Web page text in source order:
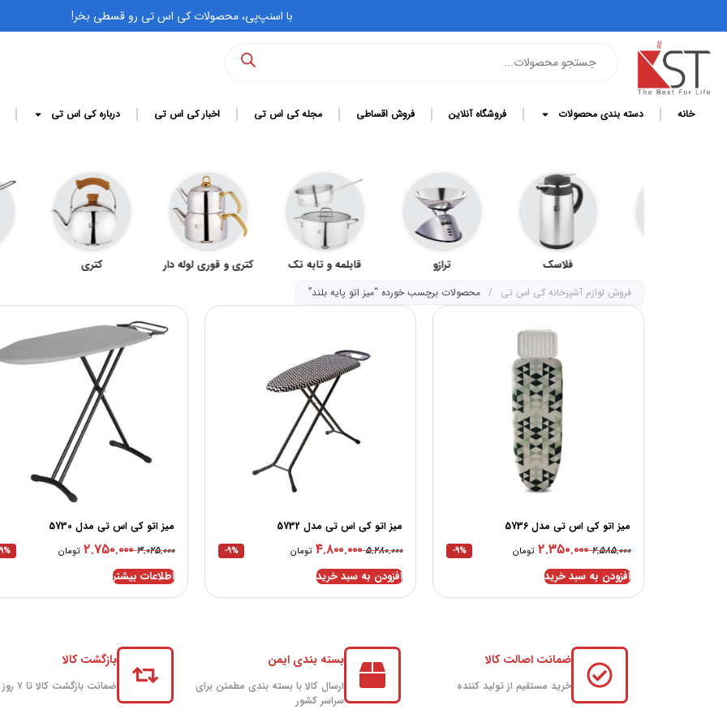
با اسنپ‌پی، محصولات کی اس تی رو قسطی بخر!
خانه دسته بندی محصولات فروشگاه آنلاین فروش اقساطی مجله کی اس تی اخبار کی اس تی درباره کی اس تی
قابلمه و تابه تک کتری و قوری لوله دار
فروش لوازم آشپزخانه کی اس تی / محصولات برچسب خورده “میز اتو پایه بلند”
میز اتو کی اس تی مدل 5736
۲.۵۸۵.۰۰۰ ۲.۳۵۰.۰۰۰ تومان -9%
افزودن به سبد خرید
میز اتو کی اس تی مدل 5732
۵.۲۸۰.۰۰۰ ۴.۸۰۰.۰۰۰ تومان -9%
افزودن به سبد خرید
میز اتو کی اس تی مدل 5730
۳.۰۲۵.۰۰۰ ۲.۷۵۰.۰۰۰ تومان
اطلاعات بیشتر
ضمانت اصالت کالا
خرید مستقیم از تولید کننده
بسته بندی ایمن
ارسال کالا با بسته بندی مطمئن برای
سراسر کشور
بازگشت کالا
ضمانت بازگشت کالا تا ۷ روز